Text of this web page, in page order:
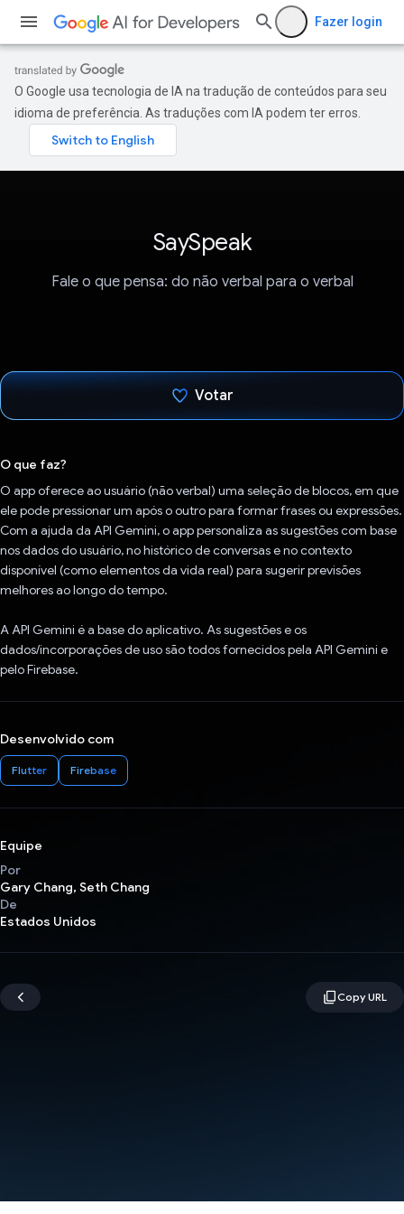
Fazer login
O Google usa tecnologia de IA na tradução de conteúdos para seu
idioma de preferência. As traduções com IA podem ter erros.
SaySpeak
Fale o que pensa: do não verbal para o verbal
Votar
O que faz?
O app oferece ao usuário (não verbal) uma seleção de blocos, em que
ele pode pressionar um após o outro para formar frases ou expressões.
Com a ajuda da API Gemini, o app personaliza as sugestões com base
nos dados do usuário, no histórico de conversas e no contexto
disponível (como elementos da vida real) para sugerir previsões
melhores ao longo do tempo.
A API Gemini é a base do aplicativo. As sugestões e os
dados/incorporações de uso são todos fornecidos pela API Gemini e
pelo Firebase.
Desenvolvido com
Flutter Firebase
Equipe
Por
Gary Chang, Seth Chang
De
Estados Unidos